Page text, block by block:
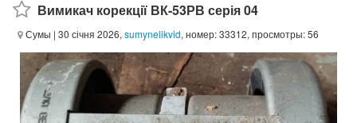
Вимикач корекції ВК-53РВ серія 04
Сумы | 30 січня 2026, sumynelikvid, номер: 33312, просмотры: 56